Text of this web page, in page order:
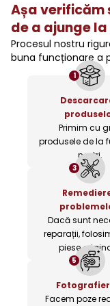
Așa verificăm
de a ajunge
Procesul nostru
buna funcționare a
1
Primim cu
produsele de la
noștri.
3
Dacă sunt
reparații,
piese
5
Facem poze